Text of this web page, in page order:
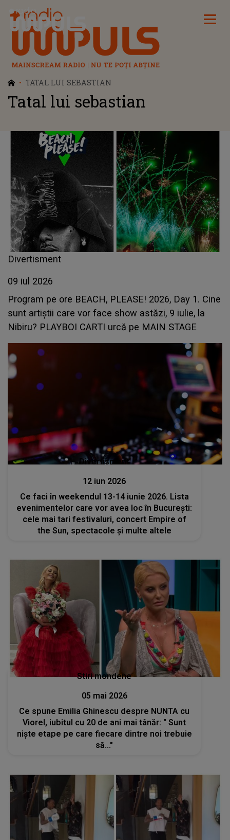
Radio Impuls
TATAL LUI SEBASTIAN
Tatal lui sebastian
Divertisment
09 iul 2026
Program pe ore BEACH, PLEASE! 2026, Day 1. Cine
sunt artiștii care vor face show astăzi, 9 iulie, la
Nibiru? PLAYBOI CARTI urcă pe MAIN STAGE
Divertisment
12 iun 2026
Ce faci în weekendul 13-14 iunie 2026. Lista
evenimentelor care vor avea loc în București:
cele mai tari festivaluri, concert Empire of
the Sun, spectacole și multe altele
Stiri mondene
05 mai 2026
Ce spune Emilia Ghinescu despre NUNTA cu
Viorel, iubitul cu 20 de ani mai tânăr: " Sunt
niște etape pe care fiecare dintre noi trebuie
să..."